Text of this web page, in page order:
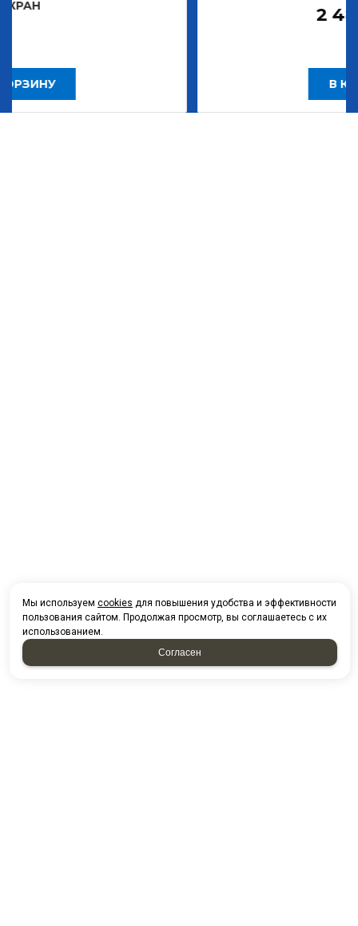
2 483,30 Р
Мы используем cookies для повышения удобства и эффективности
пользования сайтом. Продолжая просмотр, вы соглашаетесь с их
использованием.
Согласен